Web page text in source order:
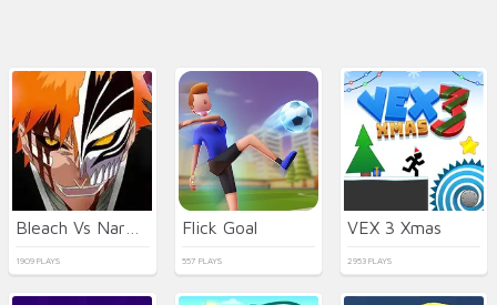
1909 PLAYS
Flick Goal
557 PLAYS
VEX 3 Xmas
2953 PLAYS